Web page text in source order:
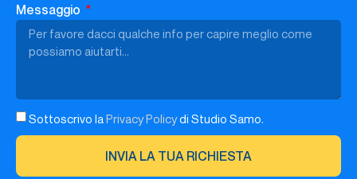
Messaggio
Sottoscrivo laPrivacy Policydi Studio Samo.
INVIA LA TUA RICHIESTA